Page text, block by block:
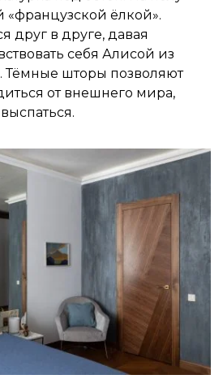
«французской ёлкой».
друг в друге, давая
себя Алисой из
Тёмные шторы позволяют
от внешнего мира,